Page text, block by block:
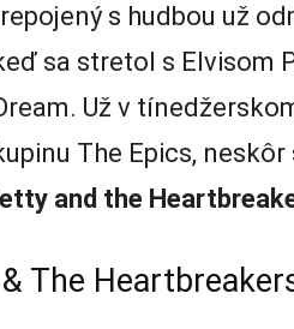
s hudbou už
sa stretol s Elvisom
Už v
The Epics,
and the
The